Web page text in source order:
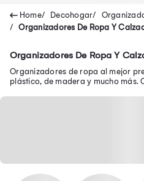
Decohogar
Organizadores De Ropa Y
Organizadores De Ropa Y
Organizadores de ropa al mejor
plástico, de madera y mucho más.